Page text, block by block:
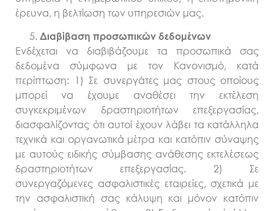
έρευνα, η βελτίωση των υπηρεσιών μας.
Διαβίβαση προσωπικών δεδομένων
Ενδέχεται να διαβιβάζουμε τα προσωπικά σας
δεδομένα σύμφωνα με τον Κανονισμό, κατά
περίπτωση: 1) Σε συνεργάτες μας στους οποίους
μπορεί να έχουμε αναθέσει την εκτέλεση
συγκεκριμένων δραστηριοτήτων επεξεργασίας,
διασφαλίζοντας ότι αυτοί έχουν λάβει τα κατάλληλα
τεχνικά και οργανωτικά μέτρα και κατόπιν σύναψης
με αυτούς ειδικής σύμβασης ανάθεσης εκτελέσεως
δραστηριοτήτων επεξεργασίας. 2) Σε
συνεργαζόμενες ασφαλιστικές εταιρείες, σχετικά με
την ασφαλιστική σας κάλυψη και μόνον κατόπιν